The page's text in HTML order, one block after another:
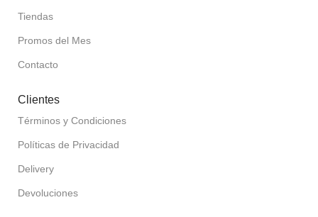
Tiendas
Promos del Mes
Contacto
Clientes
Términos y Condiciones
Políticas de Privacidad
Delivery
Devoluciones